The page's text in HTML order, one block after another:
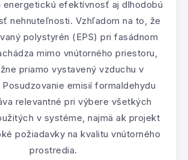
energetickú efektívnosť aj dlhodobú
nehnuteľnosti. Vzhľadom na to, že
polystyrén (EPS) pri fasádnom
mimo vnútorného priestoru,
priamo vystavený vzduchu v
emisií formaldehydu
relevantné pri výbere všetkých
v systéme, najmä ak projekt
požiadavky na kvalitu vnútorného
prostredia.